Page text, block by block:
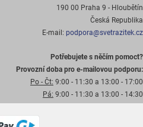
190 00 Praha 9 - Hloubětín
Česká Republika
E-mail: podpora@svetrazitek.cz
Potřebujete s něčím pomoct?
Provozní doba pro e-mailovou podporu:
Po - Čt: 9:00 - 11:30 a 13:00 - 17:00
Pá: 9:00 - 11:30 a 13:00 - 14:30